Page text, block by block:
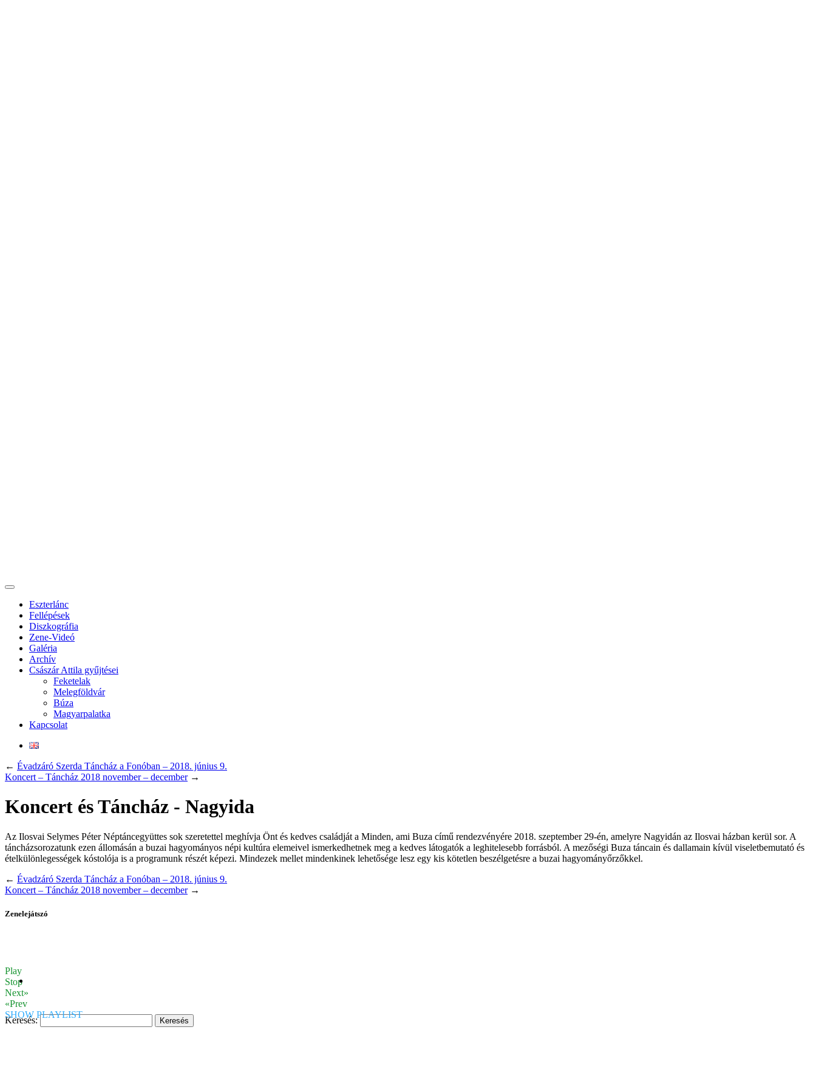
Eszterlánc
Fellépések
Diszkográfia
Zene-Videó
Galéria
Archív
Császár Attila gyűjtései
Feketelak
Melegföldvár
Búza
Magyarpalatka
Kapcsolat
← Évadzáró Szerda Táncház a Fonóban – 2018. június 9.
Koncert – Táncház 2018 november – december→
Koncert és Táncház - Nagyida
Az Ilosvai Selymes Péter Néptáncegyüttes sok szeretettel meghívja Önt és kedves családját a Minden, ami Buza című rendezvényére 2018. szeptember 29-én, amelyre Nagyidán az Ilosvai házban kerül sor. A
táncházsorozatunk ezen állomásán a buzai hagyományos népi kultúra elemeivel ismerkedhetnek meg a kedves látogatók a leghitelesebb forrásból. A mezőségi Buza táncain és dallamain kívül viseletbemutató és
ételkülönlegességek kóstolója is a programunk részét képezi. Mindezek mellet mindenkinek lehetősége lesz egy kis kötetlen beszélgetésre a buzai hagyományőrzőkkel.
← Évadzáró Szerda Táncház a Fonóban – 2018. június 9.
Koncert – Táncház 2018 november – december→
Zenelejátszó
Play
Stop
Next»
«Prev
SHOW PLAYLIST
Keresés: